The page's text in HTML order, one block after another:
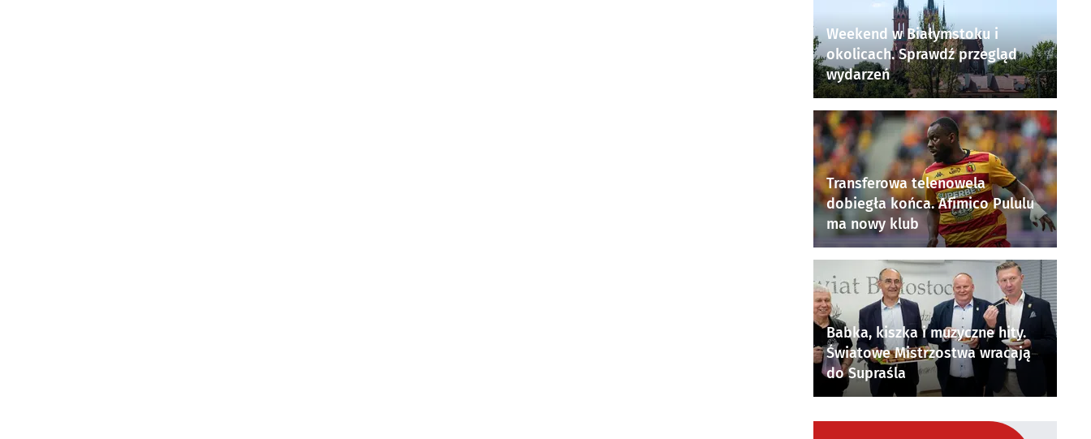
Weekend w Białymstoku i
okolicach. Sprawdź przegląd
wydarzeń
Transferowa telenowela
dobiegła końca. Afimico Pululu
ma nowy klub
Babka, kiszka i muzyczne hity.
Światowe Mistrzostwa wracają
do Supraśla